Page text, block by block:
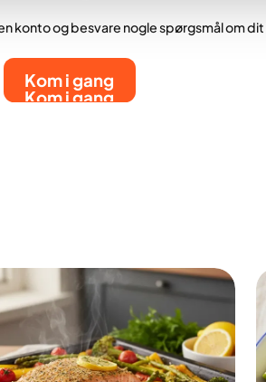
konto og besvare nogle spørgsmål om
Kom i gang
Kom i gang